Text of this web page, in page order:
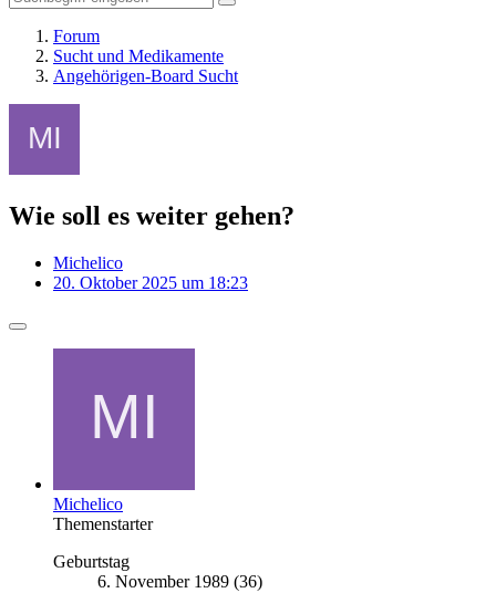
Forum
Sucht und Medikamente
Angehörigen-Board Sucht
Wie soll es weiter gehen?
Michelico
20. Oktober 2025 um 18:23
Michelico
Themenstarter
Geburtstag
6. November 1989 (36)